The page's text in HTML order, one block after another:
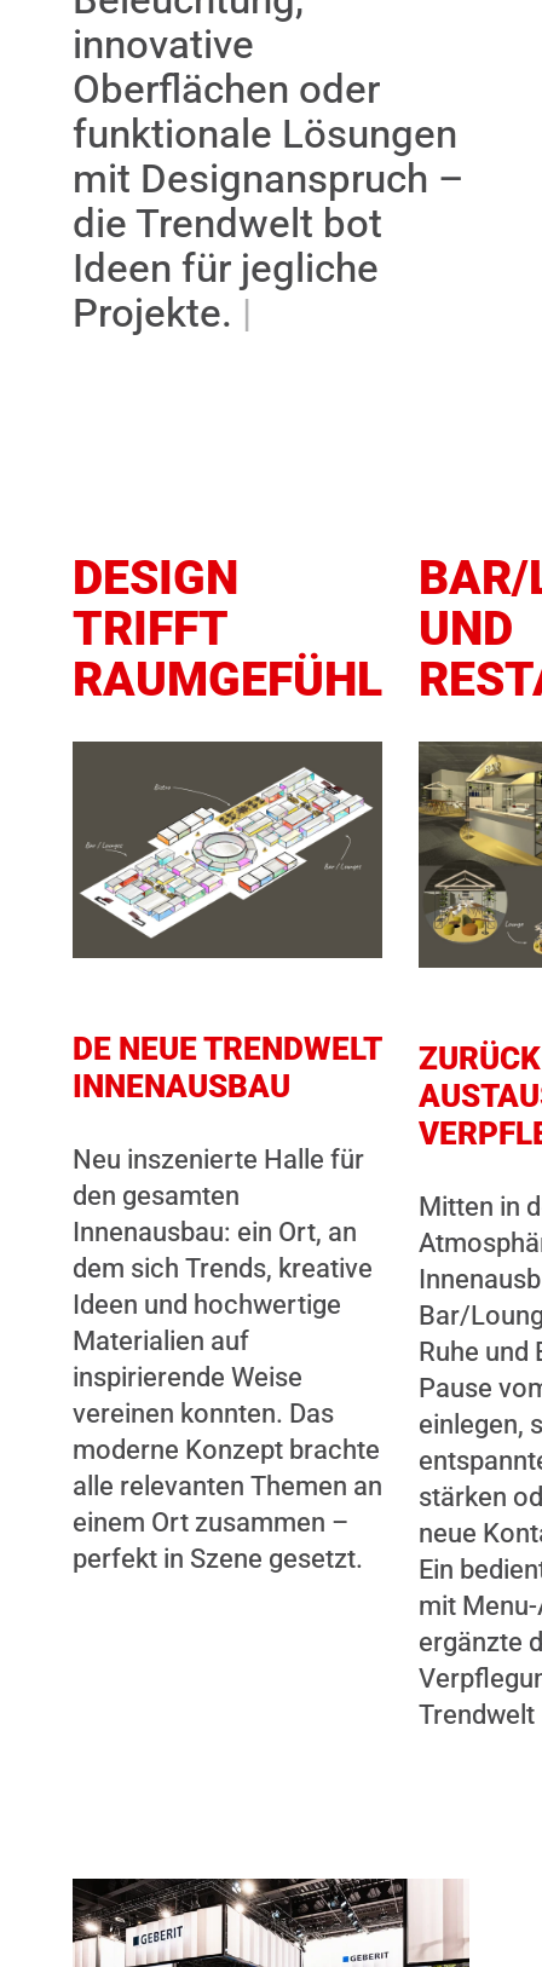
des Inhalts, akzeptieren Sie
Marketing-Cookies.
INHALT ANZEIGEN
innovative
Oberflächen oder
funktionale Lösungen
mit Designanspruch –
die Trendwelt bot
Ideen für jegliche
Projekte.
DESIGN
TRIFFT
RAUMGEFÜHL
DE NEUE TRENDWELT
INNENAUSBAU
Neu inszenierte Halle für
den gesamten
Innenausbau: ein Ort, an
dem sich Trends, kreative
Ideen und hochwertige
Materialien auf
inspirierende Weise
vereinen konnten. Das
moderne Konzept brachte
alle relevanten Themen an
einem Ort zusammen –
perfekt in Szene gesetzt.
BAR/
UND
Mitten in
Bar/
Ruhe und
Pause
einlegen,
stärken
neue
Ein
mit
ergänzte
Trendwelt